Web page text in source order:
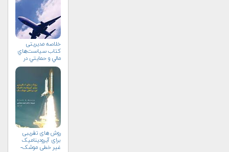
خلاصه مدیریتی
کتاب سياست‌هاي
مالي و حمايتي در
صنعت
هواپيماسازي
غيرنظامي+دریافت
نسخه‌ الکترونیکی
روش های تقریبی
برای آیرودینامیک
غیر خطی موشک-